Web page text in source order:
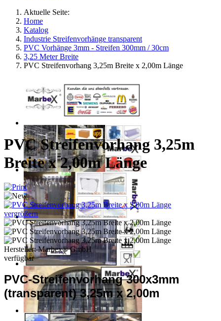
Aktuelle Seite:
Home
Katalog
Industrie Streifenvorhänge transparent
PVC Vorhänge 3mm - Streifen 300mm / 30cm
3,25 Meter Breite
PVC Streifenvorhang 3,25m Breite x 2,00m Länge
PVC Streifenvorhang 3,25m
Breite x 2,00m Länge
vergrößern
Hersteller:Marbex® GmbH
verfügbar
PVC-Streifenvorhang 300x3mm
(transparent) 3,25m x 2,00m